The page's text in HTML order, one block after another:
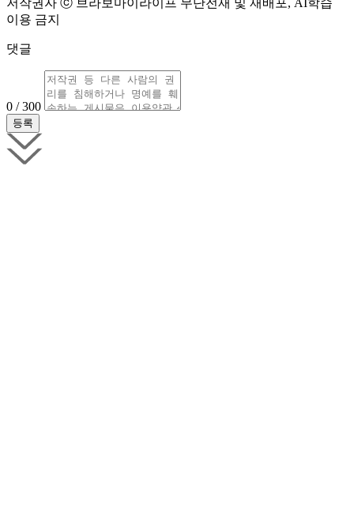
저작권자 ⓒ 브라보마이라이프 무단전재 및 재배포, AI학습
이용 금지
댓글
0 / 300